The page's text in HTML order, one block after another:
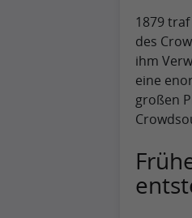
1879
des
ihm
eine
großen